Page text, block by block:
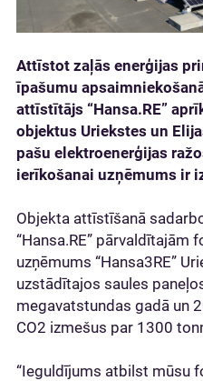
Attīstot zaļās enerģijas
īpašumu
attīstītājs “Hansa.RE”
objektus Uriekstes un
pašu elektroenerģijas
ierīkošanai uzņēmums ir
Objekta attīstīšanā
“Hansa.RE” pārvaldītajām
uzņēmums “Hansa3RE”
uzstādītajos saules
megavatstundas gadā un
CO2 izmešus par 1300
“Ieguldījums atbilst mūsu